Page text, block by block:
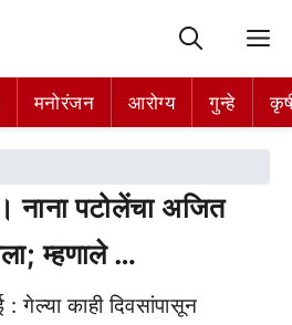
मनोरंजन आरोग्य गुन्हे
पटोलेंचा अजित
म्हणाले …
काही दिवसांपासून